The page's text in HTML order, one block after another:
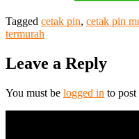
Tagged cetak pin, cetak pin
termurah
Leave a Reply
You must be logged in to post